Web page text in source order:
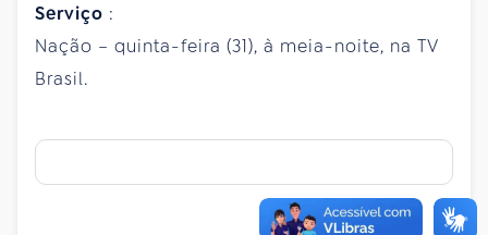
Serviço :
Nação – quinta-feira (31), à meia-noite, na TV
Brasil.